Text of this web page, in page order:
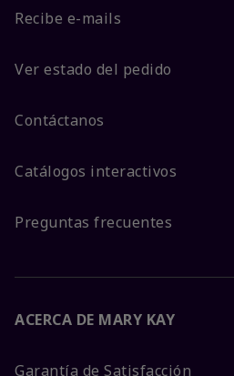
Recibe e-mails
Ver estado del pedido
Contáctanos
Catálogos interactivos
Preguntas frecuentes
ACERCA DE MARY KAY
Garantía de Satisfacción